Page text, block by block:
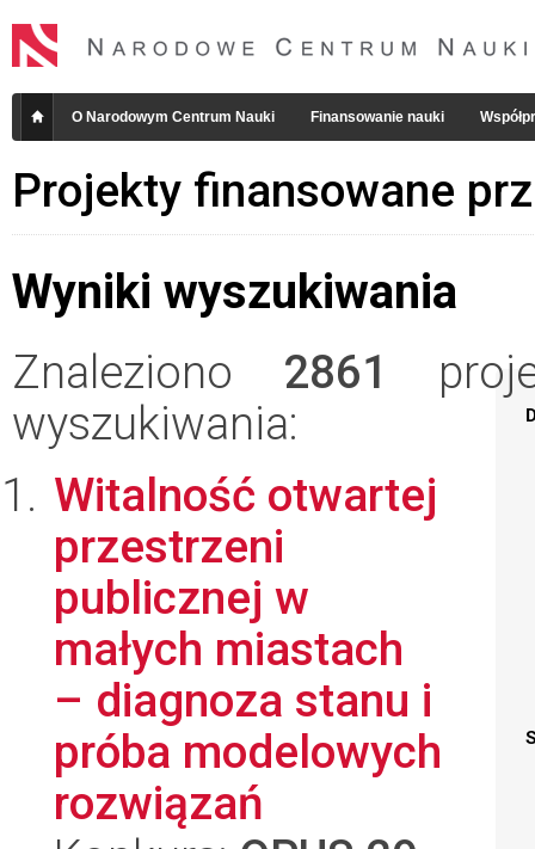
O Narodowym Centrum Nauki Finansowanie nauki
Projekty finansowane
Wyniki wyszukiwania
Znaleziono 2861
wyszukiwania:
Witalność otwartej
przestrzeni
publicznej w
małych miastach
– diagnoza stanu i
próba modelowych
rozwiązań